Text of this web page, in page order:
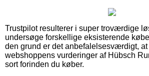
Trustpilot resulterer i super troværdige
undersøge forskellige eksisterende
den grund er det anbefalelsesværdigt,
webshoppens vurderinger af Hübsch
sort forinden du køber.